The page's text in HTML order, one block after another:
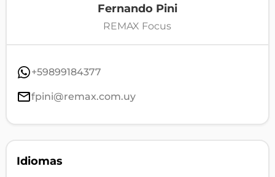
Fernando Pini
REMAX Focus
+59899184377
fpini@remax.com.uy
Idiomas